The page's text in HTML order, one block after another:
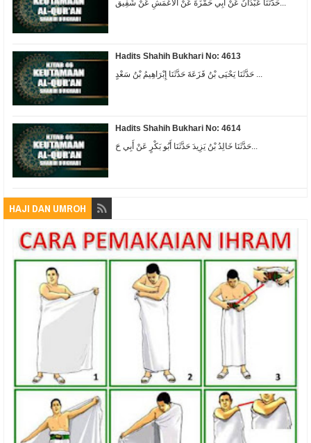
Hadits Shahih Bukhari No: 4613
حَدَّثَنَا يَحْيَى بْنُ قَزَعَةَ حَدَّثَنَا إِبْرَاهِيمُ بْنُ سَعْدٍ ...
Hadits Shahih Bukhari No: 4614
حَدَّثَنَا خَالِدُ بْنُ يَزِيدَ حَدَّثَنَا أَبُو بَكْرٍ عَنْ أَبِي حَ...
HAJI DAN UMROH